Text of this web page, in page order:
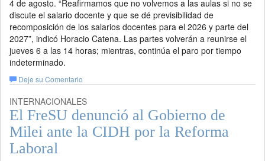
4 de agosto. “Reafirmamos que no volvemos a las aulas si no se
discute el salario docente y que se dé previsibilidad de
recomposición de los salarios docentes para el 2026 y parte del
2027”, indicó Horacio Catena. Las partes volverán a reunirse el
jueves 6 a las 14 horas; mientras, continúa el paro por tiempo
indeterminado.
Deje su Comentario
INTERNACIONALES
El FreSU denunció al Gobierno de
Milei ante la CIDH por la Reforma
Laboral